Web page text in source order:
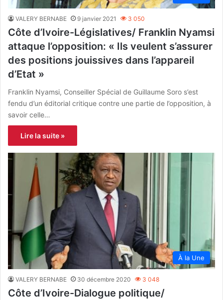
VALERY BERNABE 9 janvier 2021 3 050
Côte d’Ivoire-Législatives/ Franklin Nyamsi
attaque l’opposition: « Ils veulent s’assurer
des positions jouissives dans l’appareil
d’Etat »
Franklin Nyamsi, Conseiller Spécial de Guillaume Soro s’est
fendu d’un éditorial critique contre une partie de l’opposition, à
savoir celle…
Lire la suite »
À la Une
VALERY BERNABE 30 décembre 2020 3 048
Côte d’Ivoire-Dialogue politique/